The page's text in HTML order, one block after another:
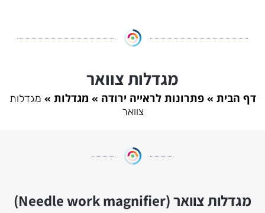
מגדלות צוואר
דף הבית פתרונות לראייה ירודה מגדלות
מגדלות
צוואר
מגדלות צוואר (Needle work magnifier)